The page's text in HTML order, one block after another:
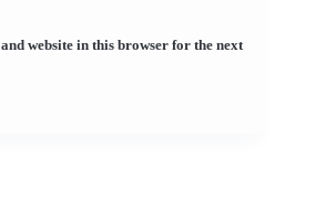
website in this browser for the next